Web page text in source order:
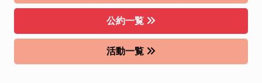
公約一覧
活動一覧